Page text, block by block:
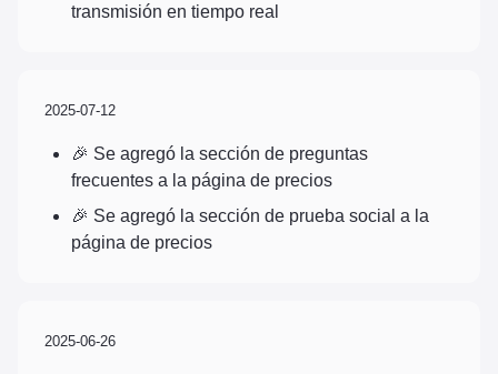
transmisión en tiempo real
2025-07-12
🎉 Se agregó la sección de preguntas
frecuentes a la página de precios
🎉 Se agregó la sección de prueba social a la
página de precios
2025-06-26